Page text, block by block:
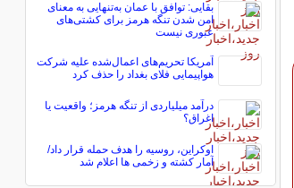
بقایی: توافق با عمان به‌تنهایی به معنای
امن شدن تنگه هرمز برای کشتی‌های
عبوری نیست
آمریکا تحریم‌های اعمال‌شده علیه شرکت
هواپیمایی فلای بغداد را حذف کرد
درآمد میلیاردی از تنگه هرمز؛ واقعیت یا
اغراق؟
اوکراین، روسیه را هدف حمله قرار داد/
آمار کشته و زخمی ها اعلام شد